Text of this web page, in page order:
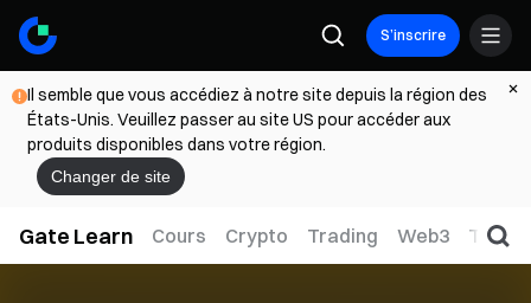
S’inscrire
Il semble que vous accédiez à notre site depuis la région des
États-Unis. Veuillez passer au site US pour accéder aux
produits disponibles dans votre région.
Changer de site
Gate Learn Cours Crypto Trading Web3 TradFi